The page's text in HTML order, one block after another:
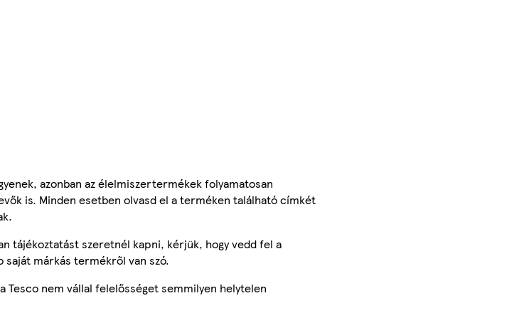
azonban az élelmiszertermékek folyamatosan
is. Minden esetben olvasd el a terméken található címkét
tájékoztatást szeretnél kapni, kérjük, hogy vedd fel a
saját márkás termékről van szó.
nem vállal felelősséget semmilyen helytelen